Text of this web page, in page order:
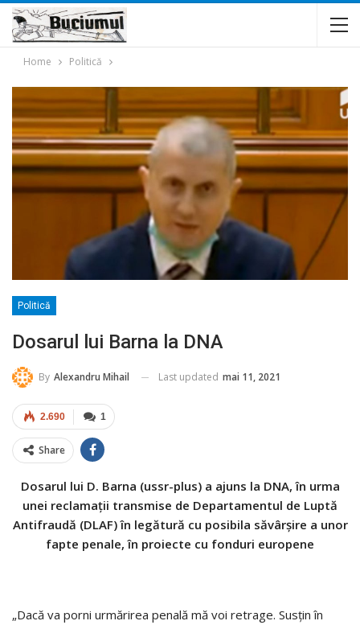
Home Politică
Politică
Dosarul lui Barna la DNA
By Alexandru Mihail Last updated mai 11, 2021
1
2.690
Share
Dosarul lui D. Barna (ussr-plus) a ajuns la DNA, în urma
unei reclamații transmise de Departamentul de Luptă
Antifraudă (DLAF) în legătură cu posibila săvârșire a unor
fapte penale, în proiecte cu fonduri europene
„Dacă va porni urmărirea penală mă voi retrage. Susțin în